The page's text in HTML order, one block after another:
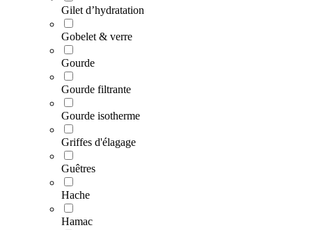
Gilet d’hydratation
Gobelet & verre
Gourde
Gourde filtrante
Gourde isotherme
Griffes d'élagage
Guêtres
Hache
Hamac